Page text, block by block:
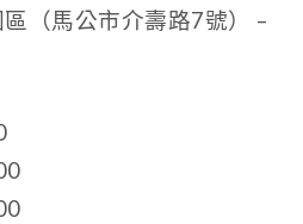
（馬公市介壽路7號） –